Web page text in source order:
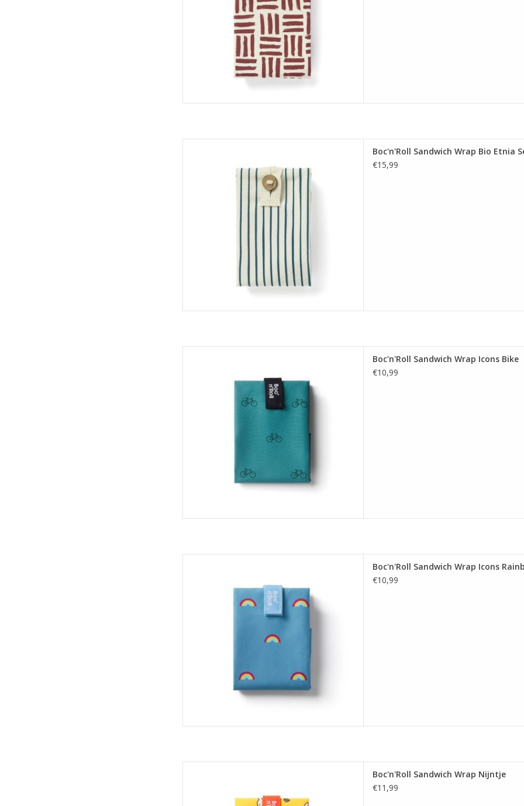
Boc'n'Roll Sandwich Wrap Bio Etnia
€15,99
Boc'n'Roll Sandwich Wrap Icons Bike
€10,99
Boc'n'Roll Sandwich Wrap Icons
€10,99
Boc'n'Roll Sandwich Wrap Nijntje
€11,99